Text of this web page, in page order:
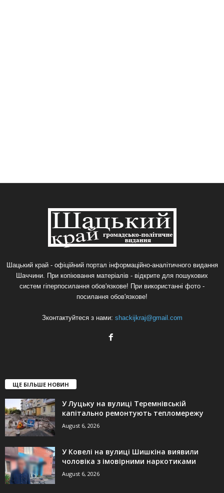
Шацький край - офіційний портал інформаційно-аналітичного видання
Шаччини. При копіювання матеріалів - відкрите для пошукових
систем гіперпосилання обов'язкове! При використанні фото -
посилання обов'язкове!
Зконтактуйтеся з нами: shackijkraj@gmail.com
ЩЕ БІЛЬШЕ НОВИН
У Луцьку на вулиці Теремнівській
капітально ремонтують тепломережу
August 6, 2026
У Ковелі на вулиці Шишкіна виявили
чоловіка з імовірними наркотиками
August 6, 2026